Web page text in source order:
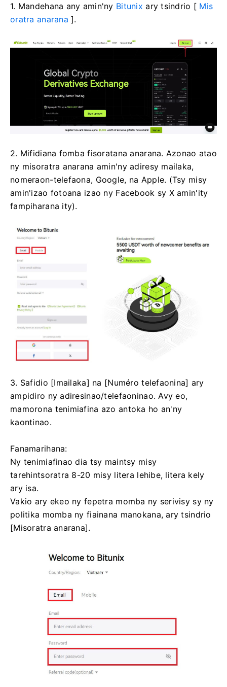
1. Mandehana any amin'ny Bitunix ary tsindrio [ Mis
oratra anarana ].
2. Mifidiana fomba fisoratana anarana. Azonao atao
ny misoratra anarana amin'ny adiresy mailaka,
nomeraon-telefaona, Google, na Apple. (Tsy misy
amin'izao fotoana izao ny Facebook sy X amin'ity
fampiharana ity).
3. Safidio [Imailaka] na [Numéro telefaonina] ary
ampidiro ny adiresinao/telefaoninao. Avy eo,
mamorona tenimiafina azo antoka ho an'ny
kaontinao.
Fanamarihana:
Ny tenimiafinao dia tsy maintsy misy
tarehintsoratra 8-20 misy litera lehibe, litera kely
ary isa.
Vakio ary ekeo ny fepetra momba ny serivisy sy ny
politika momba ny fiainana manokana, ary tsindrio
[Misoratra anarana].